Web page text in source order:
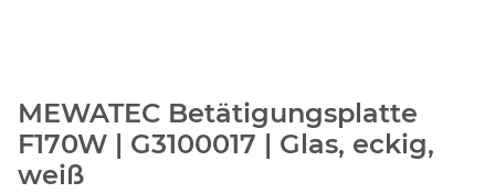
MEWATEC Betätigungsplatte
F170W | G3100017 | Glas, eckig,
weiß